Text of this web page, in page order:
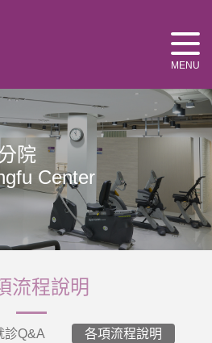
MENU
院
Center
流程說明
診Q&A 各項流程說明